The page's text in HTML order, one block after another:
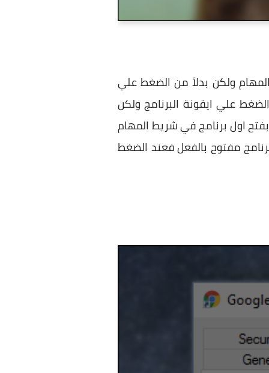
المفضلة في شريط المهام ولكن بدلاً من الضغط علي
علي ايقونة البرنامج ولكن
علي زر شعار الويندوز ثم رقم رقم 1 لتلاحظ انه قام بفتح اول برنامج في شريط المهام
رقم 10 بالتسلسل. ايضاً إذا كان البرنامج مفتوح بالفعل فعند الضغط